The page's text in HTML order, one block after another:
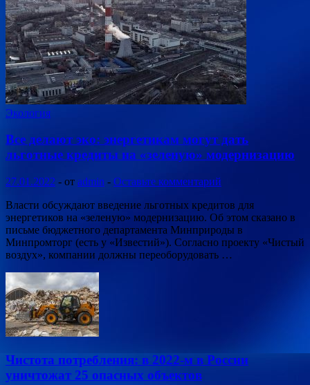
Экология
Все делают эко: энергетикам могут дать
льготные кредиты на «зеленую» модернизацию
27.01.2022 - от admin - Оставьте комментарий
Власти обсуждают введение льготных кредитов для
энергетиков на «зеленую» модернизацию. Об этом сказано в
письме бюджетного департамента Минприроды в
Минпромторг (есть у «Известий»). Согласно проекту «Чистый
воздух», компании должны переоборудовать …
Чистота потребления: в 2022-м в России
уничтожат 25 опасных объектов